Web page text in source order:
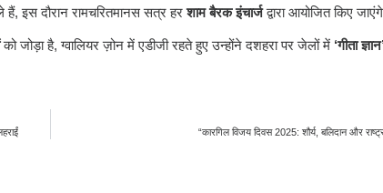
इस दौरान रामचरितमानस सत्र हरशाम बैरक इंचार्जद्वारा आयोजित किए
को जोड़ा है, ग्वालियर ज़ोन में एडीजी रहते हुए उन्होंने दशहरा पर जेलों में ‘गीता
“कारगिल विजय दिवस 2025: शौर्य, बलिदान और